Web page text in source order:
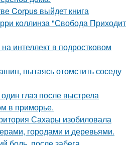
Corpus выйдет книга
коллинза "Свобода Приходит
интеллект в подростковом
пытаясь отомстить соседу
глаз после выстрела
в приморье.
Сахары изобиловала
городами и деревьями.